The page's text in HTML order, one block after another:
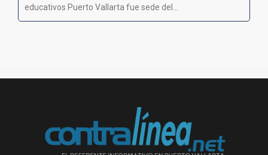
educativos Puerto Vallarta fue sede del...